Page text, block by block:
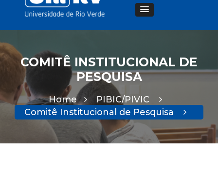
COMITÊ INSTITUCIONAL DE
PESQUISA
Home
PIBIC/PIVIC
Comitê Institucional de Pesquisa